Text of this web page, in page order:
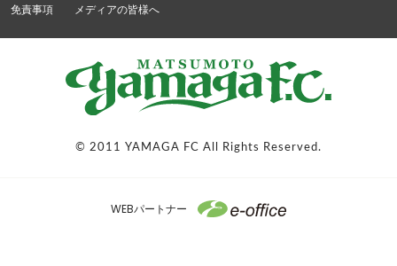
免責事項 メディアの皆様へ
© 2011 YAMAGA FC All Rights Reserved.
WEBパートナー